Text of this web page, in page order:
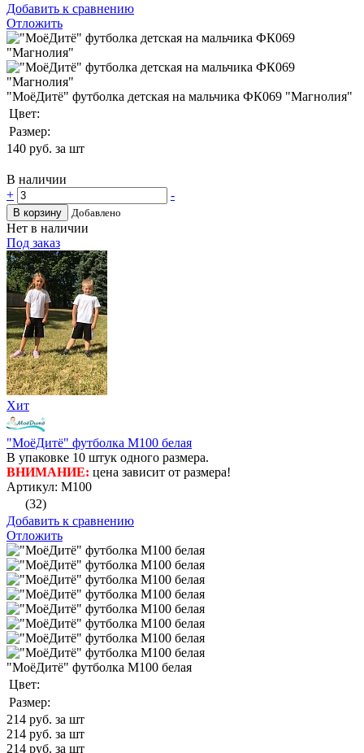
Добавить к сравнению
Отложить
"МоёДитё" футболка детская на мальчика ФК069 "Магнолия"
Цвет:
Размер:
140 руб. за шт
В наличии
+
-
В корзину Добавлено
Нет в наличии
Под заказ
Хит
"МоёДитё" футболка М100 белая
В упаковке 10 штук одного размера.
ВНИМАНИЕ: цена зависит от размера!
Артикул: М100
(32)
Добавить к сравнению
Отложить
"МоёДитё" футболка М100 белая
Цвет:
Размер:
214 руб. за шт
214 руб. за шт
214 руб. за шт